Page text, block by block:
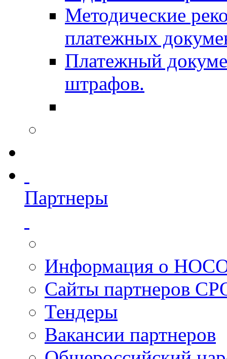
Методические
платежных
Платежный
штрафов.
Партнеры
Информация о
Сайты партнеров
Тендеры
Вакансии партнеров